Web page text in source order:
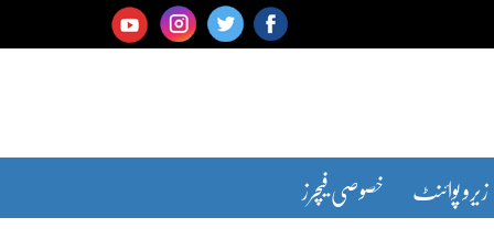
زیرو پوائنٹ خصوصی فیچرز